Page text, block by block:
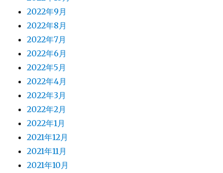
2022年9月
2022年8月
2022年7月
2022年6月
2022年5月
2022年4月
2022年3月
2022年2月
2022年1月
2021年12月
2021年11月
2021年10月